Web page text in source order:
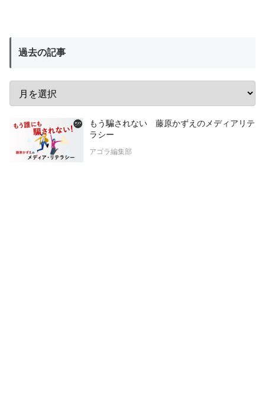
過去の記事
もう騙されない 藤原かずえのメディアリテ
ラシー
アゴラ編集部